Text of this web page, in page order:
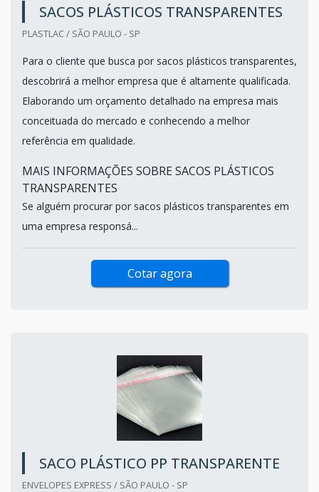
SACOS PLÁSTICOS TRANSPARENTES
PLASTLAC / SÃO PAULO - SP
Para o cliente que busca por sacos plásticos transparentes,
descobrirá a melhor empresa que é altamente qualificada.
Elaborando um orçamento detalhado na empresa mais
conceituada do mercado e conhecendo a melhor
referência em qualidade.
MAIS INFORMAÇÕES SOBRE SACOS PLÁSTICOS
TRANSPARENTES
Se alguém procurar por sacos plásticos transparentes em
uma empresa responsá...
Cotar agora
SACO PLÁSTICO PP TRANSPARENTE
ENVELOPES EXPRESS / SÃO PAULO - SP